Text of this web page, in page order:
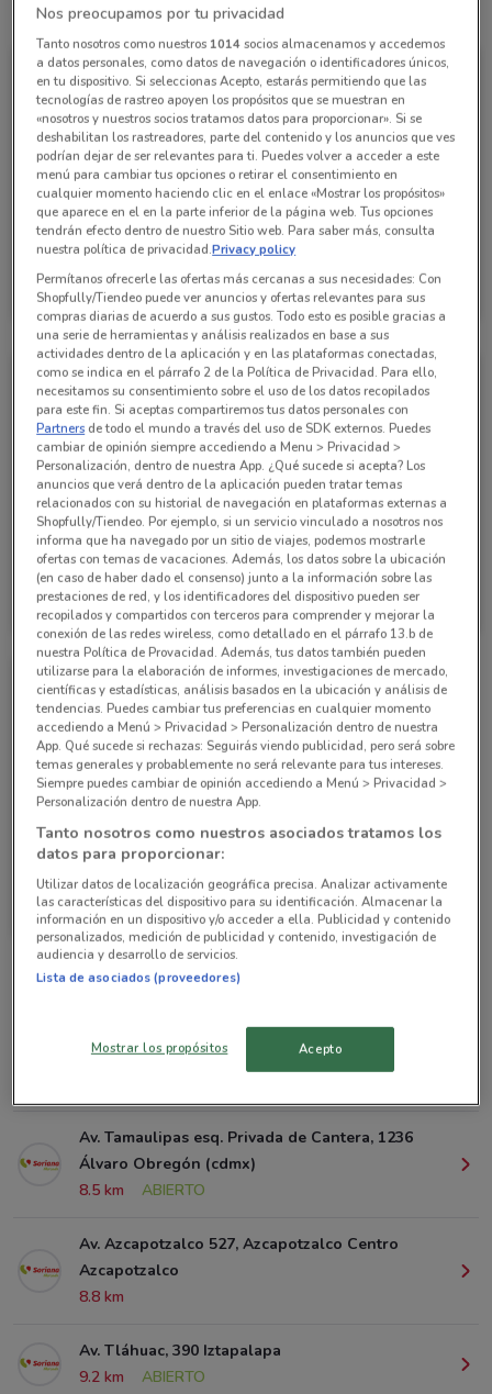
Todas las ofertas de esta tienda
Soriana Mercado
Caduca el 31/08
Soriana Mercado
Caduca el 31/10 5.1 km
-2 DÍAS
Soriana Mercado
Caduca Miércoles 5.1 km
Soriana Mercado
Caduca el 31/10 5.1 km
Sucursales Soriana Mercado alrededor
Calzada La Viga, 672 Iztacalco
Av. Tamaulipas esq. Privada de Cantera, 1236
Álvaro Obregón (cdmx)
8.5 km
ABIERTO
Av. Azcapotzalco 527, Azcapotzalco Centro
Azcapotzalco
8.8 km
Av. Tláhuac, 390 Iztapalapa
9.2 km
ABIERTO
Nos preocupamos por tu privacidad
Tanto nosotros como nuestros 1014socios almacenamos y accedemos
a datos personales, como datos de navegación o identificadores únicos,
en tu dispositivo. Si seleccionas Acepto, estarás permitiendo que las
tecnologías de rastreo apoyen los propósitos que se muestran en
«nosotros y nuestros socios tratamos datos para proporcionar». Si se
deshabilitan los rastreadores, parte del contenido y los anuncios que ves
podrían dejar de ser relevantes para ti. Puedes volver a acceder a este
menú para cambiar tus opciones o retirar el consentimiento en
cualquier momento haciendo clic en el enlace «Mostrar los propósitos»
que aparece en el en la parte inferior de la página web. Tus opciones
tendrán efecto dentro de nuestro Sitio web. Para saber más, consulta
nuestra política de privacidad.Privacy policy
Permítanos ofrecerle las ofertas más cercanas a sus necesidades: Con
Shopfully/Tiendeo puede ver anuncios y ofertas relevantes para sus
compras diarias de acuerdo a sus gustos. Todo esto es posible gracias a
una serie de herramientas y análisis realizados en base a sus
actividades dentro de la aplicación y en las plataformas conectadas,
como se indica en el párrafo 2 de la Política de Privacidad. Para ello,
necesitamos su consentimiento sobre el uso de los datos recopilados
para este fin. Si aceptas compartiremos tus datos personales con
Partners de todo el mundo a través del uso de SDK externos. Puedes
cambiar de opinión siempre accediendo a Menu > Privacidad >
Personalización, dentro de nuestra App. ¿Qué sucede si acepta? Los
anuncios que verá dentro de la aplicación pueden tratar temas
relacionados con su historial de navegación en plataformas externas a
Shopfully/Tiendeo. Por ejemplo, si un servicio vinculado a nosotros nos
informa que ha navegado por un sitio de viajes, podemos mostrarle
ofertas con temas de vacaciones. Además, los datos sobre la ubicación
(en caso de haber dado el consenso) junto a la información sobre las
prestaciones de red, y los identificadores del dispositivo pueden ser
recopilados y compartidos con terceros para comprender y mejorar la
conexión de las redes wireless, como detallado en el párrafo 13.b de
nuestra Política de Provacidad. Además, tus datos también pueden
utilizarse para la elaboración de informes, investigaciones de mercado,
científicas y estadísticas, análisis basados en la ubicación y análisis de
tendencias. Puedes cambiar tus preferencias en cualquier momento
accediendo a Menú > Privacidad > Personalización dentro de nuestra
App. Qué sucede si rechazas: Seguirás viendo publicidad, pero será sobre
temas generales y probablemente no será relevante para tus intereses.
Siempre puedes cambiar de opinión accediendo a Menú > Privacidad >
Personalización dentro de nuestra App.
Tanto nosotros como nuestros asociados tratamos los
datos para proporcionar:
Utilizar datos de localización geográfica precisa. Analizar activamente
las características del dispositivo para su identificación. Almacenar la
información en un dispositivo y/o acceder a ella. Publicidad y contenido
personalizados, medición de publicidad y contenido, investigación de
audiencia y desarrollo de servicios.
Lista de asociados (proveedores)
Mostrar los propósitos Acepto